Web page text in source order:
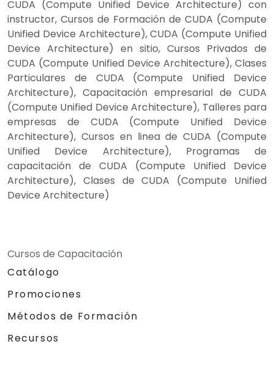
CUDA (Compute Unified Device Architecture) con
instructor, Cursos de Formación de CUDA (Compute
Unified Device Architecture), CUDA (Compute Unified
Device Architecture) en sitio, Cursos Privados de
CUDA (Compute Unified Device Architecture), Clases
Particulares de CUDA (Compute Unified Device
Architecture), Capacitación empresarial de CUDA
(Compute Unified Device Architecture), Talleres para
empresas de CUDA (Compute Unified Device
Architecture), Cursos en linea de CUDA (Compute
Unified Device Architecture), Programas de
capacitación de CUDA (Compute Unified Device
Architecture), Clases de CUDA (Compute Unified
Device Architecture)
Cursos de Capacitación
Catálogo
Promociones
Métodos de Formación
Recursos